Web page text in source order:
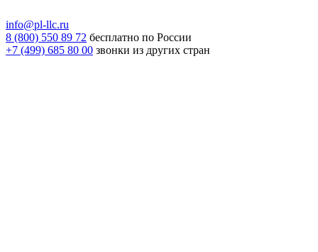
info@pl-llc.ru
8 (800) 550 89 72 бесплатно по России
+7 (499) 685 80 00 звонки из других стран